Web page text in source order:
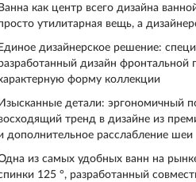
Ванна как центр всего дизайна
утилитарная вещь, а
Единое дизайнерское решение:
дизайн фронтальной
форму коллекции
Изысканные детали: эргономичный
тренд в дизайне из
дополнительное расслабление шеи
из самых удобных ванн на
125 °, разработанный